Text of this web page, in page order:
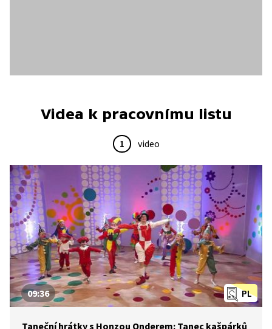
Videa k pracovnímu listu
1 video
PL
09:36
Taneční hrátky s Honzou Onderem: Tanec kašpárků